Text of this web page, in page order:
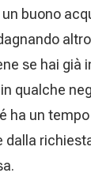
buono
se hai già
qualche
ha un
dalla